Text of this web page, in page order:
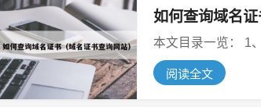
如何查询域名证
阅读全文